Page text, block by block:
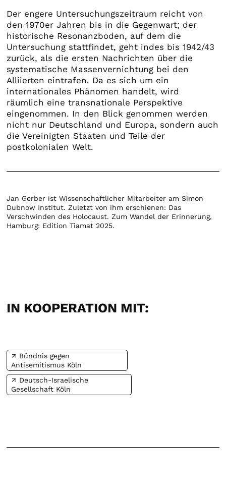
Der engere Untersuchungszeitraum reicht von
den 1970er Jahren bis in die Gegenwart; der
historische Resonanzboden, auf dem die
Untersuchung stattfindet, geht indes bis 1942/43
zurück, als die ersten Nachrichten über die
systematische Massenvernichtung bei den
Alliierten eintrafen. Da es sich um ein
internationales Phänomen handelt, wird
räumlich eine transnationale Perspektive
eingenommen. In den Blick genommen werden
nicht nur Deutschland und Europa, sondern auch
die Vereinigten Staaten und Teile der
postkolonialen Welt.
Jan Gerber ist Wissenschaftlicher Mitarbeiter am Simon
Dubnow Institut. Zuletzt von ihm erschienen: Das
Verschwinden des Holocaust. Zum Wandel der Erinnerung,
Hamburg: Edition Tiamat 2025.
IN KOOPERATION MIT:
Bündnis gegen
Antisemitismus Köln
Deutsch-Israelische
Gesellschaft Köln